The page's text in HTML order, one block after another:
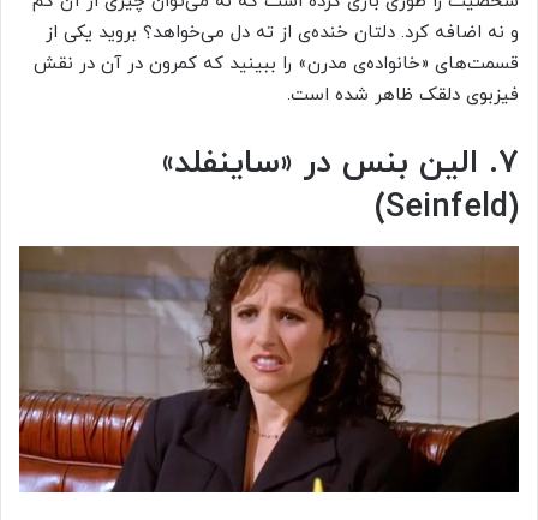
و نه اضافه کرد. دلتان خنده‌ی از ته دل می‌خواهد؟ بروید یکی از
قسمت‌های «خانواده‌ی مدرن» را ببینید که کمرون در آن در نقش
فیزبوی دلقک ظاهر شده است.
۷. الین بنس در «ساینفلد»
(Seinfeld)